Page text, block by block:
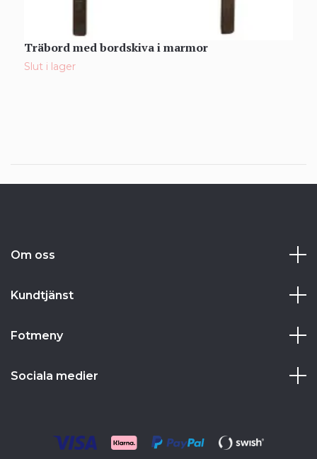
Träbord med bordskiva i marmor
Slut i lager
Om oss
Kundtjänst
Fotmeny
Sociala medier